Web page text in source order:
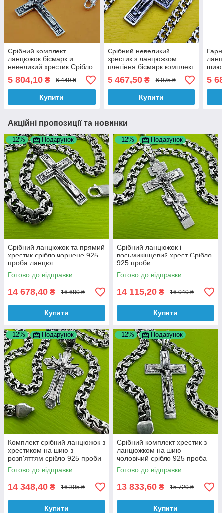
Срібний комплект
ланцюжок бісмарк и
невеликий хрестик Срібло
5 804,10 ₴ 6 449 ₴
Купити
Срібний невеликий
хрестик з ланцюжком
плетіння бісмарк комплект
ланцюг і хрест срібло 925
проба
5 467,50₴ 6 075 ₴
Купити
шию
5
Акційні пропозиції та новинки
–12% Подарунок
Срібний ланцюжок та прямий
хрестик срібло чорнене 925
проба ланцюг
Готово до відправки
14 678,40 ₴ 16 680 ₴
Купити
–12% Подарунок
Срібний ланцюжок і
восьмикінцевий хрест Срібло
925 проби
Готово до відправки
14 115,20 ₴ 16 040 ₴
Купити
–12% Подарунок
Комплект срібний ланцюжок з
хрестиком на шию з
розп'яттям срібло 925 проби
Готово до відправки
14 348,40 ₴ 16 305 ₴
Купити
–12% Подарунок
Срібний комплект хрестик з
ланцюжком на шию
чоловічий срібло 925 проба
Готово до відправки
13 833,60 ₴ 15 720 ₴
Купити